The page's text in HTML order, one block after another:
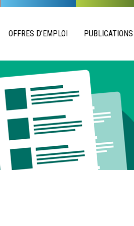
OFFRES D’EMPLOI PUBLICATIONS